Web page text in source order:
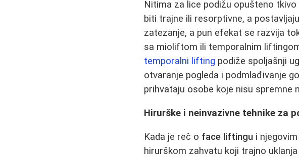
Nitima za lice podižu opušteno
biti trajne ili resorptivne, a
zatezanje, a pun efekat se razvija
sa mioliftom ili temporalnim
temporalni lifting podiže spoljašnji
otvaranje pogleda i podmlađivanje
prihvataju osobe koje nisu spremne
Hirurške i neinvazivne tehnike za
Kada je reč o face liftingu i
hirurškom zahvatu koji trajno